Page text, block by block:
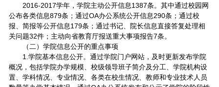
2016-2017学年，学院主动公开信息1387条。其中通过校园网
公布各类信息879条；通过OA办公系统公开信息290条；通过校
报、简报等公开信息179条；通过书记、院长信息直接答复处理相
关问题32件；主动向省教育厅报送重大事项报告7条。
（二）学院信息公开的重点事项
1.学院基本信息公开。通过学院门户网站，及时更新发布学院
概况，包括学院办学规模、校级领导班子简介及分工、学院机构设
置、学科情况、专业情况、各类在校生情况、教师和专业技术人员